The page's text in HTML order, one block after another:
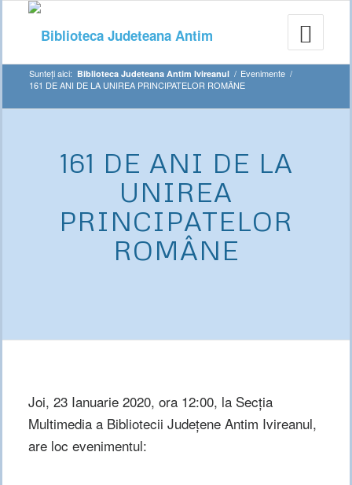
Sunteți aici: Biblioteca Judeteana Antim Ivireanul / Evenimente /
161 DE ANI DE LA UNIREA PRINCIPATELOR ROMÂNE
161 DE ANI DE LA
UNIREA
PRINCIPATELOR
ROMÂNE
Joi, 23 Ianuarie 2020, ora 12:00, la Secția
Multimedia a Bibliotecii Județene Antim Ivireanul,
are loc evenimentul: